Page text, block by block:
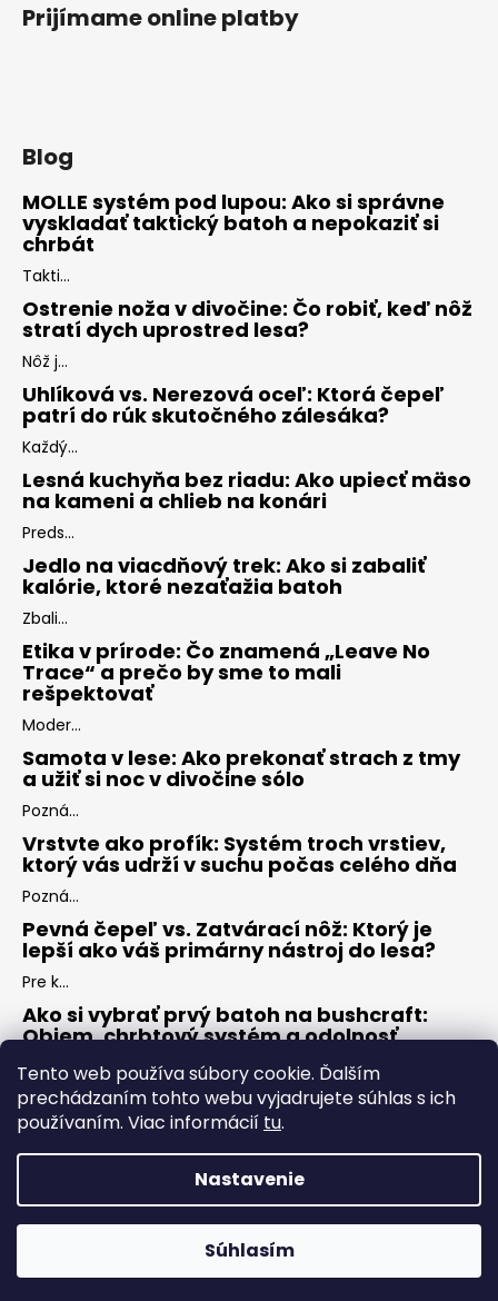
Tento web používa súbory cookie. Ďalším
prechádzaním tohto webu vyjadrujete súhlas s ich
používaním. Viac informácií tu.
Nastavenie
Súhlasím
Prijímame online platby
Blog
MOLLE systém pod lupou: Ako si správne
vyskladať taktický batoh a nepokaziť si
chrbát
Takti...
Ostrenie noža v divočine: Čo robiť, keď nôž
stratí dych uprostred lesa?
Nôž j...
Uhlíková vs. Nerezová oceľ: Ktorá čepeľ
patrí do rúk skutočného zálesáka?
Každý...
Lesná kuchyňa bez riadu: Ako upiecť mäso
na kameni a chlieb na konári
Preds...
Jedlo na viacdňový trek: Ako si zabaliť
kalórie, ktoré nezaťažia batoh
Zbali...
Etika v prírode: Čo znamená „Leave No
Trace“ a prečo by sme to mali
rešpektovať
Moder...
Samota v lese: Ako prekonať strach z tmy
a užiť si noc v divočine sólo
Pozná...
Vrstvte ako profík: Systém troch vrstiev,
ktorý vás udrží v suchu počas celého dňa
Pozná...
Pevná čepeľ vs. Zatvárací nôž: Ktorý je
lepší ako váš primárny nástroj do lesa?
Pre k...
Ako si vybrať prvý batoh na bushcraft:
Objem, chrbtový systém a odolnosť
Keď s...
ARCHÍV
Copyright 2026ZÁLESÁK. Všetky práva vyhradené.Upraviť
nastavenie cookies